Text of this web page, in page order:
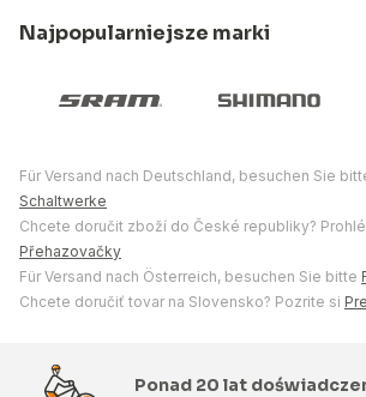
Najpopularniejsze marki
Für Versand nach Deutschland, besuchen Sie
Schaltwerke
Chcete doručit zboží do České republiky?
Přehazovačky
Für Versand nach Österreich, besuchen Sie bitte
Chcete doručiť tovar na Slovensko? Pozrite si
Ponad 20 lat